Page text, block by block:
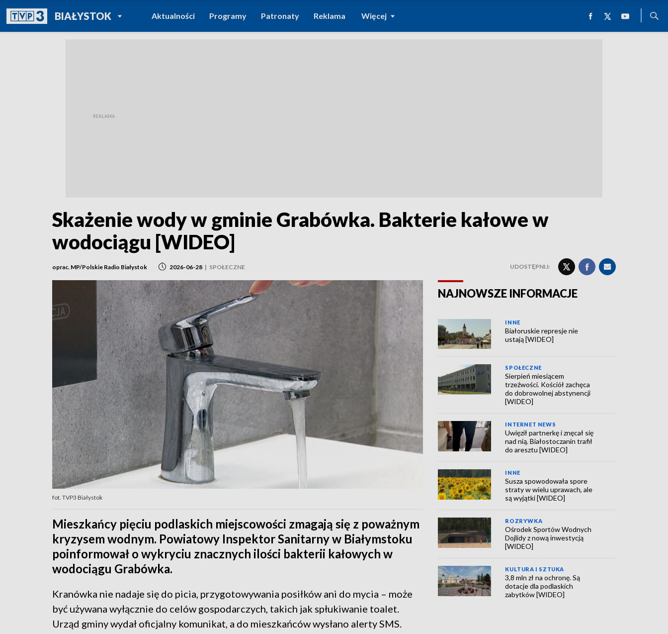
BIAŁYSTOKPOWRÓT DO
TVP REGIONY
Aktualności Programy Patronaty Reklama Więcej
Skażenie wody w gminie Grabówka. Bakterie kałowe w
wodociągu [WIDEO]
oprac. MP/Polskie Radio Białystok 2026-06-28 | SPOŁECZNE UDOSTĘPNIJ:
fot. TVP3 Białystok
Mieszkańcy pięciu podlaskich miejscowości zmagają się z poważnym
kryzysem wodnym. Powiatowy Inspektor Sanitarny w Białymstoku
poinformował o wykryciu znacznych ilości bakterii kałowych w
wodociągu Grabówka.
Kranówka nie nadaje się do picia, przygotowywania posiłków ani do mycia – może
być używana wyłącznie do celów gospodarczych, takich jak spłukiwanie toalet.
Urząd gminy wydał oficjalny komunikat, a do mieszkańców wysłano alerty SMS.
NAJNOWSZE INFORMACJE
INNE
Białoruskie represje nie
ustają [WIDEO]
SPOŁECZNE
Sierpień miesiącem
trzeźwości. Kościół zachęca
do dobrowolnej abstynencji
[WIDEO]
INTERNET NEWS
Uwięził partnerkę i znęcał się
nad nią. Białostoczanin trafił
do aresztu [WIDEO]
INNE
Susza spowodowała spore
straty w wielu uprawach, ale
są wyjątki [WIDEO]
ROZRYWKA
Ośrodek Sportów Wodnych
Dojlidy z nową inwestycją
[WIDEO]
KULTURA I SZTUKA
3,8 mln zł na ochronę. Są
dotacje dla podlaskich
zabytków [WIDEO]